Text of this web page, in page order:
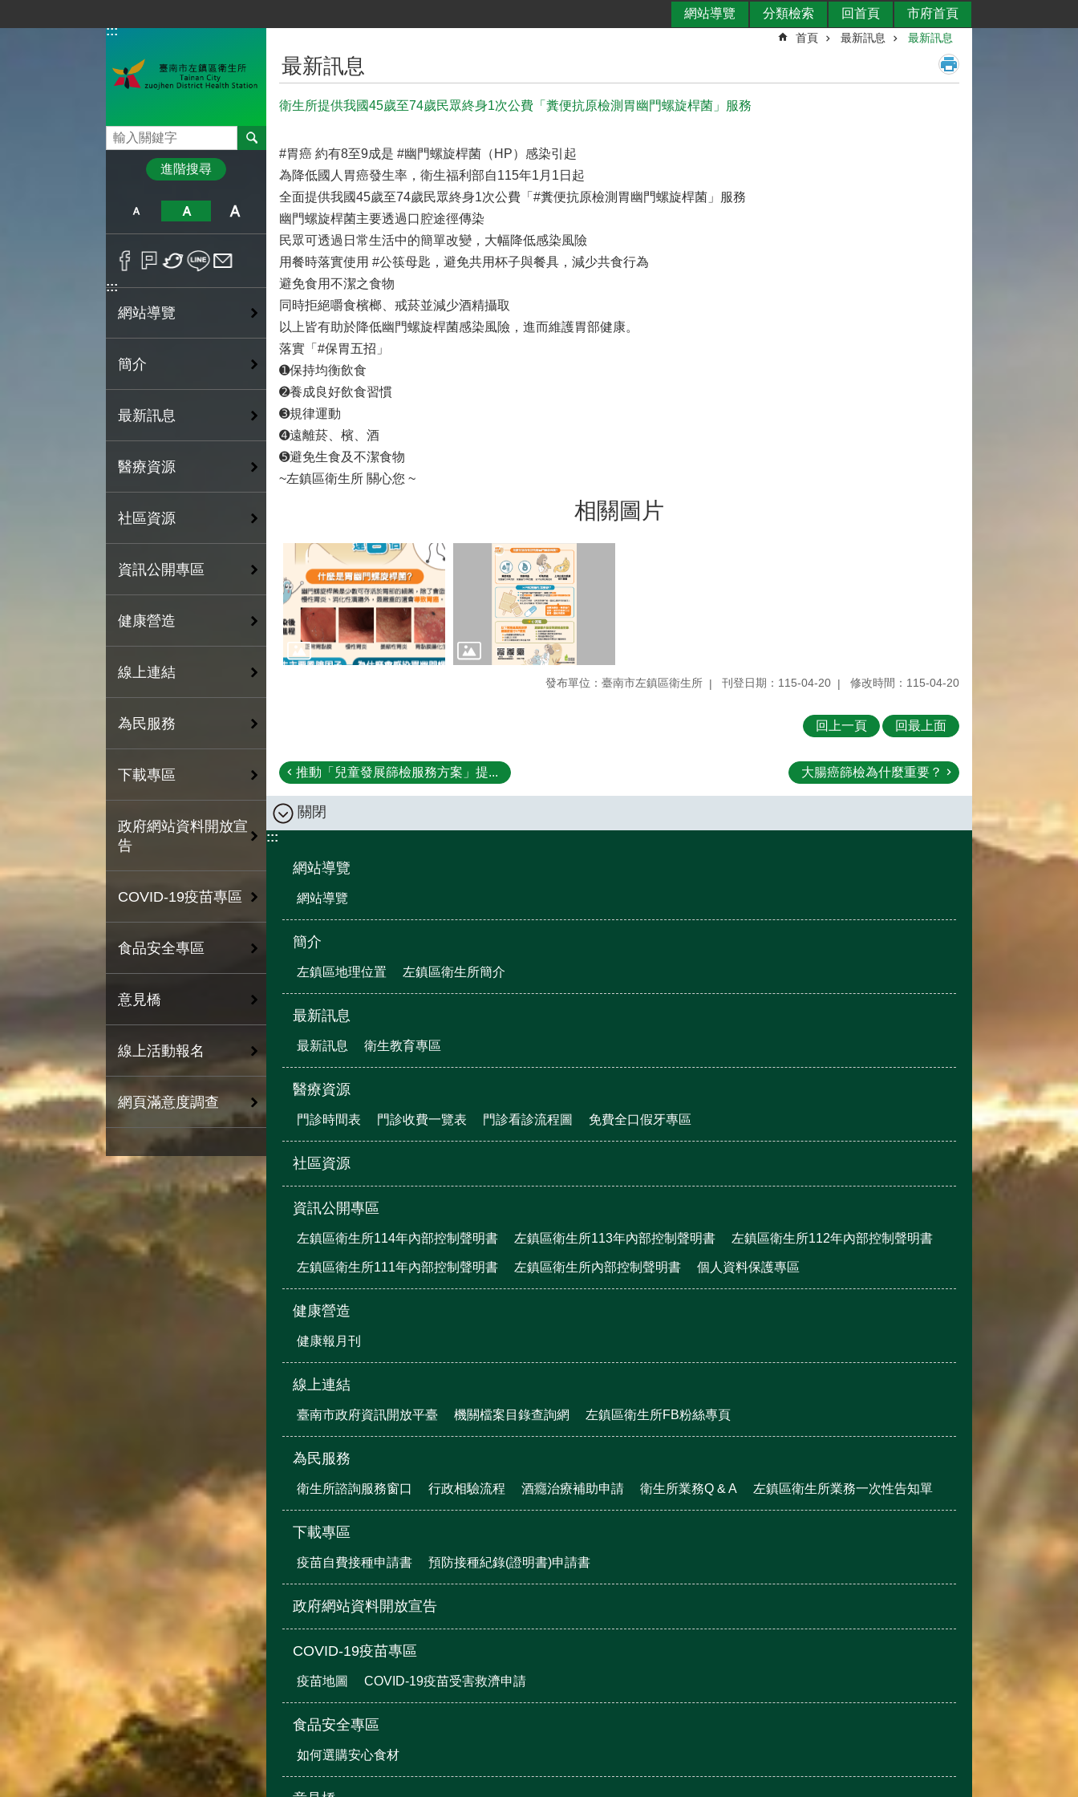
:::
網站導覽 分類檢索 回首頁 市府首頁
搜尋
進階搜尋
:::
網站導覽
簡介
最新訊息
醫療資源
社區資源
資訊公開專區
健康營造
線上連結
為民服務
下載專區
政府網站資料開放宣
告
COVID-19疫苗專區
食品安全專區
意見橋
線上活動報名
網頁滿意度調查
::: 首頁 最新訊息 最新訊息
最新訊息
衛生所提供我國45歲至74歲民眾終身1次公費「糞便抗原檢測胃幽門螺旋桿菌」服務
#胃癌 約有8至9成是 #幽門螺旋桿菌（HP）感染引起
為降低國人胃癌發生率，衛生福利部自115年1月1日起
全面提供我國45歲至74歲民眾終身1次公費「#糞便抗原檢測胃幽門螺旋桿菌」服務
幽門螺旋桿菌主要透過口腔途徑傳染
民眾可透過日常生活中的簡單改變，大幅降低感染風險
用餐時落實使用 #公筷母匙，避免共用杯子與餐具，減少共食行為
避免食用不潔之食物
同時拒絕嚼食檳榔、戒菸並減少酒精攝取
以上皆有助於降低幽門螺旋桿菌感染風險，進而維護胃部健康。
落實「#保胃五招」
➊保持均衡飲食
➋養成良好飲食習慣
➌規律運動
➍遠離菸、檳、酒
➎避免生食及不潔食物
~左鎮區衛生所 關心您 ~
相關圖片
發布單位：臺南市左鎮區衛生所 刊登日期：115-04-20 修改時間：115-04-20
回上一頁 回最上面
推動「兒童發展篩檢服務方案」提... 大腸癌篩檢為什麼重要？
關閉
:::
網站導覽
網站導覽
簡介
左鎮區地理位置 左鎮區衛生所簡介
最新訊息
最新訊息 衛生教育專區
醫療資源
門診時間表 門診收費一覽表 門診看診流程圖 免費全口假牙專區
社區資源
資訊公開專區
左鎮區衛生所114年內部控制聲明書 左鎮區衛生所113年內部控制聲明書 左鎮區衛生所112年內部控制聲明書
左鎮區衛生所111年內部控制聲明書 左鎮區衛生所內部控制聲明書 個人資料保護專區
健康營造
健康報月刊
線上連結
臺南市政府資訊開放平臺 機關檔案目錄查詢網 左鎮區衛生所FB粉絲專頁
為民服務
衛生所諮詢服務窗口 行政相驗流程 酒癮治療補助申請 衛生所業務Q & A 左鎮區衛生所業務一次性告知單
下載專區
疫苗自費接種申請書 預防接種紀錄(證明書)申請書
政府網站資料開放宣告
COVID-19疫苗專區
疫苗地圖 COVID-19疫苗受害救濟申請
食品安全專區
如何選購安心食材